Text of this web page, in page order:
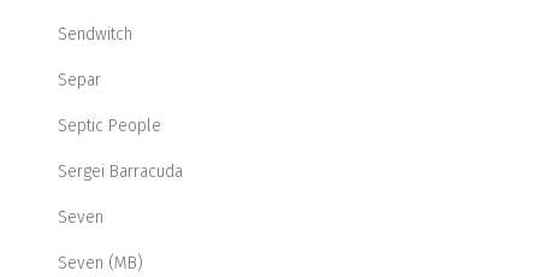
Sendwitch
Separ
Septic People
Sergei Barracuda
Seven
Seven (MB)